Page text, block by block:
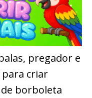
pregador e
criar
borboleta